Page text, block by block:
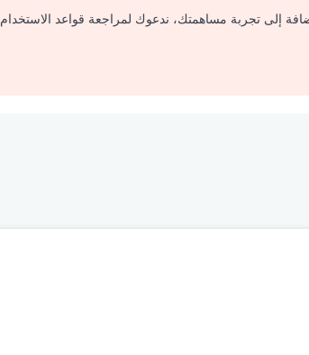
إلى تجربة مساهمتك، ندعوك لمراجعة قواعد الاستخدام